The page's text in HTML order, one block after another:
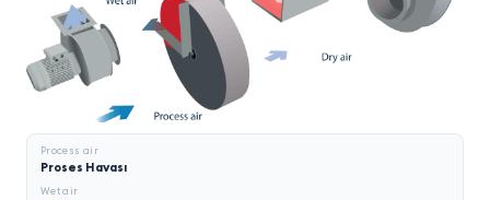
Process air
Proses Havası
Wet air